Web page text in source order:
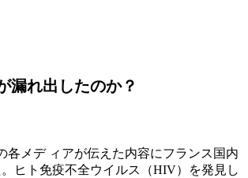
漏れ出したのか？
各メデ ィアが伝えた内容にフランス国内
ヒト免疫不全ウイルス（HIV）を発見し